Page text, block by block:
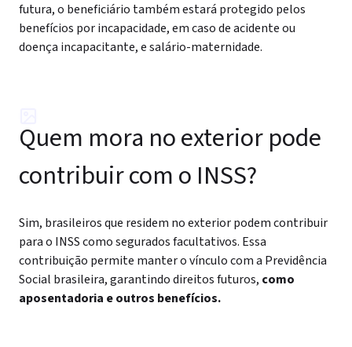
futura, o beneficiário também estará protegido pelos
benefícios por incapacidade, em caso de acidente ou
doença incapacitante, e salário-maternidade.
Quem mora no exterior pode
contribuir com o INSS?
Sim, brasileiros que residem no exterior podem contribuir
para o INSS como segurados facultativos. Essa
contribuição permite manter o vínculo com a Previdência
Social brasileira, garantindo direitos futuros, como
aposentadoria e outros benefícios.